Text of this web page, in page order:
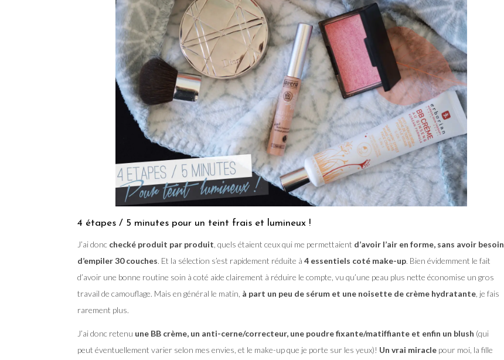
4 étapes / 5 minutes pour un teint frais et lumineux !
J’ai donc checké produit par produit , quels étaient ceux qui me permettaient d’avoir l’air en forme, sans avoir besoin
d’empiler 30 couches. Et la sélection s’est rapidement réduite à 4 essentiels coté make-up. Bien évidemment le fait
d’avoir une bonne routine soin à coté aide clairement à réduire le compte, vu qu’une peau plus nette économise un gros
travail de camouflage. Mais en général le matin, à part un peu de sérum et une noisette de crème hydratante , je fais
rarement plus.
J’ai donc retenu une BB crème, un anti-cerne/correcteur, une poudre fixante/matiffiante et enfin un blush (qui
peut éventuellement varier selon mes envies, et le make-up que je porte sur les yeux)! Un vrai miracle pour moi, la fille